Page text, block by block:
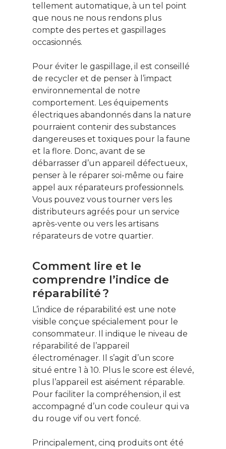
tellement automatique, à un tel point
que nous ne nous rendons plus
compte des pertes et gaspillages
occasionnés.
Pour éviter le gaspillage, il est conseillé
de recycler et de penser à l’impact
environnemental de notre
comportement. Les équipements
électriques abandonnés dans la nature
pourraient contenir des substances
dangereuses et toxiques pour la faune
et la flore. Donc, avant de se
débarrasser d’un appareil défectueux,
penser à le réparer soi-même ou faire
appel aux réparateurs professionnels.
Vous pouvez vous tourner vers les
distributeurs agréés pour un service
après-vente ou vers les artisans
réparateurs de votre quartier.
Comment lire et le
comprendre l’indice de
réparabilité ?
L’indice de réparabilité est une note
visible conçue spécialement pour le
consommateur. Il indique le niveau de
réparabilité de l’appareil
électroménager. Il s’agit d’un score
situé entre 1 à 10. Plus le score est élevé,
plus l’appareil est aisément réparable.
Pour faciliter la compréhension, il est
accompagné d’un code couleur qui va
du rouge vif ou vert foncé.
Principalement, cinq produits ont été
Ce contenu vous
intéresse ? Cliquez
newsletter !
Énergie
Patrimoine
Smart Home